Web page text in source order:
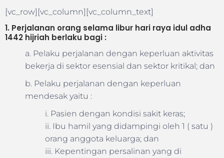
[vc_row][vc_column][vc_column_text]
1. Perjalanan orang selama libur hari raya idul adha
1442 hijriah berlaku bagi :
a. Pelaku perjalanan dengan keperluan aktivitas
bekerja di sektor esensial dan sektor kritikal; dan
b. Pelaku perjalanan dengan keperluan
mendesak yaitu :
i. Pasien dengan kondisi sakit keras;
ii. Ibu hamil yang didampingi oleh 1 ( satu )
orang anggota keluarga; dan
iii. Kepentingan persalinan yang di